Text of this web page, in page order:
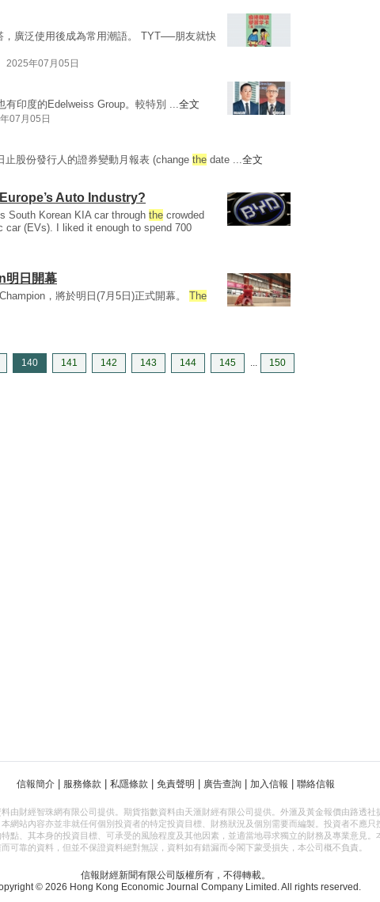
，廣泛使用後成為常用潮語。 TYT──朋友就快
2025年07月05日
有印度的Edelweiss Group。較特別 ...全文
07月05日
止股份發行人的證券變動月報表 (change the date ...全文
Auto Industry?
South Korean KIA car through the crowded
car (EVs). I liked it enough to spend 700
明日開幕
Champion，將於明日(7月5日)正式開幕。 The
140 141 142 143 144 145 ... 150
信報簡介 服務條款 私隱條款 免責聲明 廣告查詢 加入信報 聯絡信報
料由財經智珠網有限公司提供。期貨指數資料由天滙財經有限公司提供。外滙及黃金報價由路透社
網站內容亦並非就任何個別投資者的特定投資目標、財務狀況及個別需要而編製。投資者不應只
點、其本身的投資目標、可承受的風險程度及其他因素，並適當地尋求獨立的財務及專業意見
可靠的資料，但並不保證資料絕對無誤，資料如有錯漏而令閣下蒙受損失，本公司概不負責。
信報財經新聞有限公司版權所有，不得轉載。
© 2026 Hong Kong Economic Journal Company Limited. All rights reserved.